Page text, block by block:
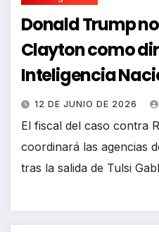
Donald Trump
Clayton como
Inteligencia
12 DE JUNIO DE 2026
El fiscal del caso contra
coordinará las agencias
tras la salida de Tulsi